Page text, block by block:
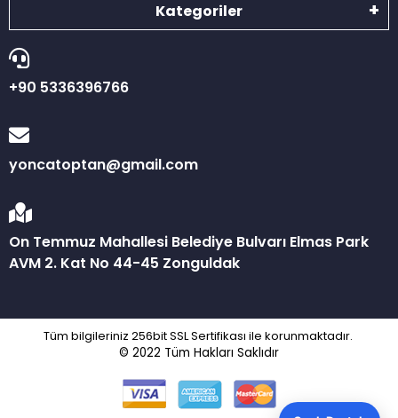
Kategoriler
+90 5336396766
yoncatoptan@gmail.com
On Temmuz Mahallesi Belediye Bulvarı Elmas Park
AVM 2. Kat No 44-45 Zonguldak
Tüm bilgileriniz 256bit SSL Sertifikası ile korunmaktadır.
© 2022 Tüm Hakları Saklıdır